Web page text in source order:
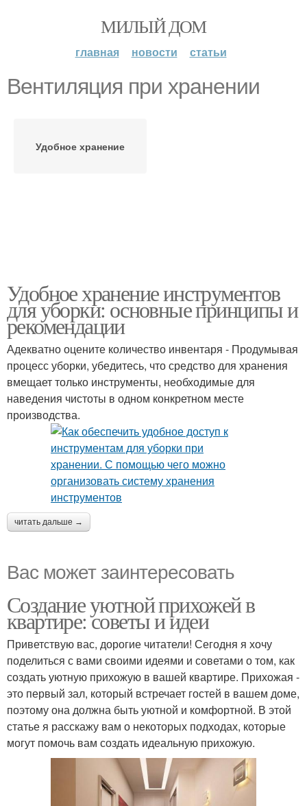
МИЛЫЙ ДОМ
главная новости статьи
Вентиляция при хранении
Удобное хранение
Удобное хранение инструментов
для уборки: основные принципы и
рекомендации
Адекватно оцените количество инвентаря - Продумывая
процесс уборки, убедитесь, что средство для хранения
вмещает только инструменты, необходимые для
наведения чистоты в одном конкретном месте
производства.
читать дальше →
Вас может заинтересовать
Создание уютной прихожей в
квартире: советы и идеи
Приветствую вас, дорогие читатели! Сегодня я хочу
поделиться с вами своими идеями и советами о том, как
создать уютную прихожую в вашей квартире. Прихожая -
это первый зал, который встречает гостей в вашем доме,
поэтому она должна быть уютной и комфортной. В этой
статье я расскажу вам о некоторых подходах, которые
могут помочь вам создать идеальную прихожую.